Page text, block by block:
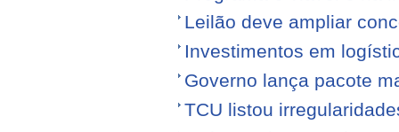
Leilão deve ampliar
Investimentos em
Governo lança pacote
TCU listou